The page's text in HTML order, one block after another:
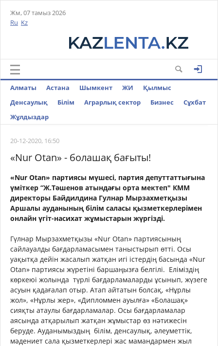
Жм, 07 тамыз 2026
Ru Kz
Алматы Астана Шымкент ЖИ
Қылмыс
Денсаулық
Білім Аграрлық сектор Бизнес
Cұхбат
Жұлдыздар
20-12-2020, 16:50
«Nur Otan» - болашақ бағыты!
«Nur Otan» партиясы мүшесі, партия депуттаттығына
үміткер “Ж.Тәшенов атындағы орта мектеп" КММ
директоры Байдилдина Гулнар Мырзахметқызы
Аршалы ауданының білім саласы қызметкерлерімен
онлайн үгіт-насихат жұмыстарын жүргізді.
Гүлнар Мырзахметқызы «Nur Otan» партиясының
сайлауалды бағдарламасымен таныстырып өтті. Осы
уақытқа дейін жасалып жатқан игі істердің басында «Nur
Otan» партиясы жүретіні баршаңызға белгілі. Еліміздің
көркеюі жолында түрлі бағдарламаларды ұсынып, жүзеге
асуын қадағалап отыр. Атап айтатын болсақ, «Нұрлы
жол», «Нұрлы жер», «Дипломмен ауылға» «Болашақ»
сияқты атаулы бағдарламалар. Осы бағдарламалар
аясында атқарылып жатқан жұмыстар өз нәтижесін
беруде. Ауданымыздың білім, денсаулық, әлеуметтік,
мәдениет сала қызметкерлері жас мамандармен жыл